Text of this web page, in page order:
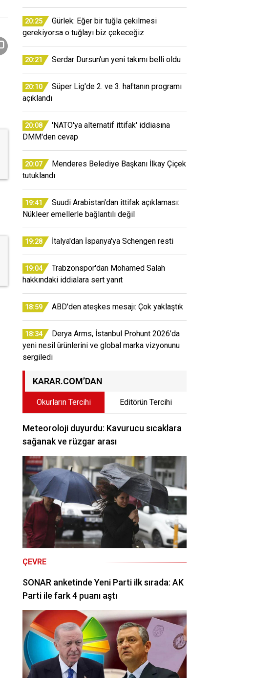
20:25
Gürlek: Eğer bir tuğla çekilmesi
gerekiyorsa o tuğlayı biz çekeceğiz
20:21 Serdar Dursun'un yeni takımı belli oldu
20:10
Süper Lig'de 2. ve 3. haftanın programı
açıklandı
20:08
'NATO'ya alternatif ittifak' iddiasına
DMM'den cevap
20:07
Menderes Belediye Başkanı İlkay Çiçek
tutuklandı
19:41
Suudi Arabistan'dan ittifak açıklaması:
Nükleer emellerle bağlantılı değil
19:28 İtalya'dan İspanya'ya Schengen resti
19:04
Trabzonspor'dan Mohamed Salah
hakkındaki iddialara sert yanıt
18:59 ABD'den ateşkes mesajı: Çok yaklaştık
18:34
Derya Arms, İstanbul Prohunt 2026’da
yeni nesil ürünlerini ve global marka vizyonunu
sergiledi
KARAR.COM’DAN
Okurların Tercihi Editörün Tercihi
Meteoroloji duyurdu: Kavurucu sıcaklara
sağanak ve rüzgar arası
ÇEVRE
SONAR anketinde Yeni Parti ilk sırada: AK
Parti ile fark 4 puanı aştı